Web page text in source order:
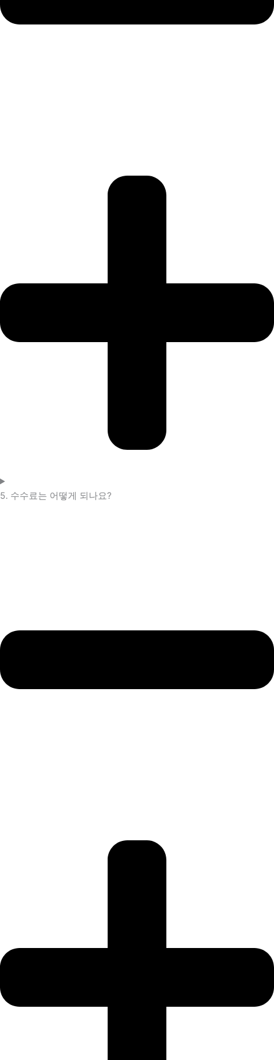
5. 수수료는 어떻게 되나요?